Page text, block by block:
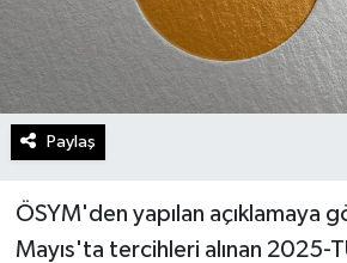
Paylaş
ÖSYM'den yapılan açıklamaya
Mayıs'ta tercihleri alınan 2025-